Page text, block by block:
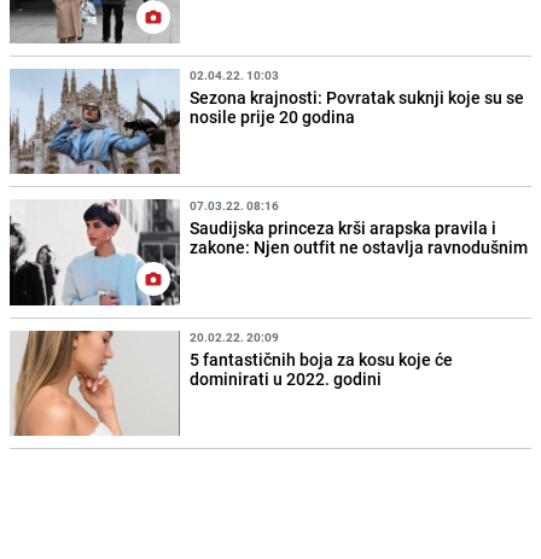
02.04.22. 10:03
Sezona krajnosti: Povratak suknji koje su se
nosile prije 20 godina
07.03.22. 08:16
Saudijska princeza krši arapska pravila i
zakone: Njen outfit ne ostavlja ravnodušnim
20.02.22. 20:09
5 fantastičnih boja za kosu koje će
dominirati u 2022. godini